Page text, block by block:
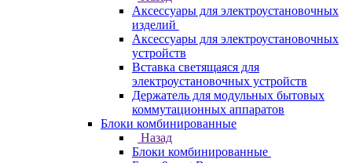
Аксессуары для электроустановочных
изделий
Аксессуары для электроустановочных
устройств
Вставка светящаяся для
электроустановочных устройств
Держатель для модульных бытовых
коммутационных аппаратов
Блоки комбинированные
Назад
Блоки комбинированные